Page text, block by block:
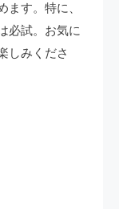
す。特に、
必試。お気に
しみくださ